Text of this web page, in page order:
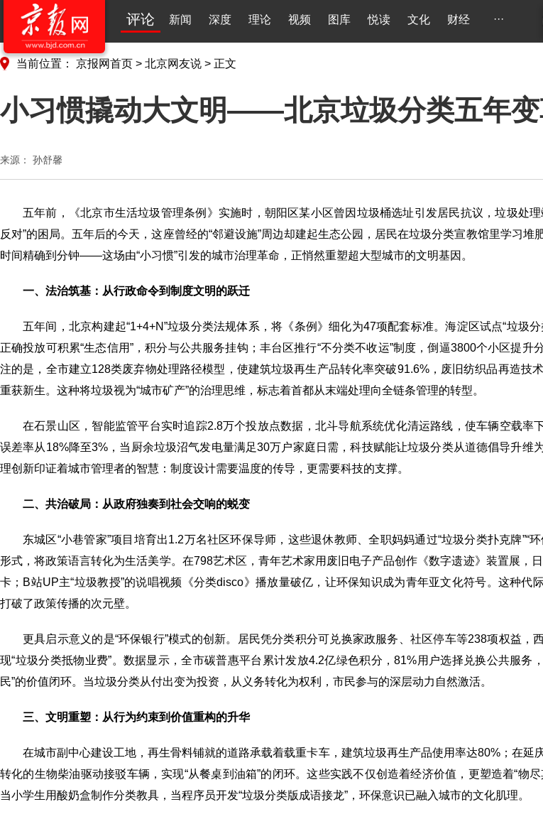
评论 新闻 深度 理论 视频 图库 悦读 文化 财经 ···
当前位置： 京报网首页 > 北京网友说 > 正文
小习惯撬动大文明——北京垃圾分类五年
来源： 孙舒馨
五年前，《北京市生活垃圾管理条例》实施时，朝阳区某小区曾因垃圾桶选址引发居民抗议，垃圾处理
反对”的困局。五年后的今天，这座曾经的“邻避设施”周边却建起生态公园，居民在垃圾分类宣教馆里学习堆
时间精确到分钟——这场由“小习惯”引发的城市治理革命，正悄然重塑超大型城市的文明基因。
​​一、法治筑基：从行政命令到制度文明的跃迁​​
五年间，北京构建起“1+4+N”垃圾分类法规体系，将《条例》细化为47项配套标准。海淀区试点“垃圾
正确投放可积累“生态信用”，积分与公共服务挂钩；丰台区推行“不分类不收运”制度，倒逼3800个小区提升
注的是，全市建立128类废弃物处理路径模型，使建筑垃圾再生产品转化率突破91.6%，废旧纺织品再造技
重获新生。这种将垃圾视为“城市矿产”的治理思维，标志着首都从末端处理向全链条管理的转型。
在石景山区，智能监管平台实时追踪2.8万个投放点数据，北斗导航系统优化清运路线，使车辆空载率
误差率从18%降至3%，当厨余垃圾沼气发电量满足30万户家庭日需，科技赋能让垃圾分类从道德倡导升维
理创新印证着城市管理者的智慧：制度设计需要温度的传导，更需要科技的支撑。
​​二、共治破局：从政府独奏到社会交响的蜕变​​
东城区“小巷管家”项目培育出1.2万名社区环保导师，这些退休教师、全职妈妈通过“垃圾分类扑克牌”“
形式，将政策语言转化为生活美学。在798艺术区，青年艺术家用废旧电子产品创作《数字遗迹》装置展，
卡；B站UP主“垃圾教授”的说唱视频《分类disco》播放量破亿，让环保知识成为青年亚文化符号。这种代
打破了政策传播的次元壁。
更具启示意义的是“环保银行”模式的创新。居民凭分类积分可兑换家政服务、社区停车等238项权益，
现“垃圾分类抵物业费”。数据显示，全市碳普惠平台累计发放4.2亿绿色积分，81%用户选择兑换公共服务
民”的价值闭环。当垃圾分类从付出变为投资，从义务转化为权利，市民参与的深层动力自然激活。
​​三、文明重塑：从行为约束到价值重构的升华​​
在城市副中心建设工地，再生骨料铺就的道路承载着载重卡车，建筑垃圾再生产品使用率达80%；在延
转化的生物柴油驱动接驳车辆，实现“从餐桌到油箱”的闭环。这些实践不仅创造着经济价值，更塑造着“物尽
当小学生用酸奶盒制作分类教具，当程序员开发“垃圾分类版成语接龙”，环保意识已融入城市的文化肌理。